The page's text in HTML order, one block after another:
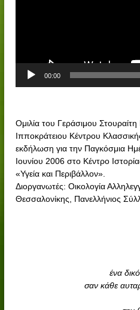
έ
ν
ο
Κ
λ
α
σ
σ
ν
α
ρ
α
γ
ω
γ
ή
00:00
Ομιλία του Γεράσιμου Στουραίτη
Ιπποκράτειου Κέντρου
εκδήλωση για την Παγκόσμια
Ιουνίου 2006 στο Κέντρο
«Υγεία και Περιβάλλον».
Διοργανωτές: Οικολογία
Θεσσαλονίκης, Πανελλήνιος
ένα
σαν κάθε